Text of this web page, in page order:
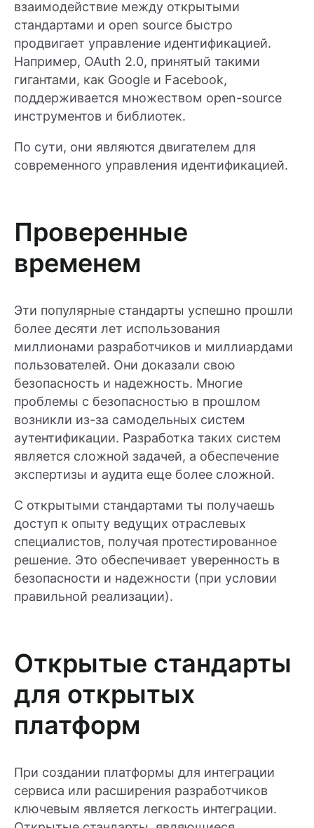
взаимодействие между открытыми
стандартами и open source быстро
продвигает управление идентификацией.
Например, OAuth 2.0, принятый такими
гигантами, как Google и Facebook,
поддерживается множеством open-source
инструментов и библиотек.
По сути, они являются двигателем для
современного управления идентификацией.
Проверенные
временем
Эти популярные стандарты успешно прошли
более десяти лет использования
миллионами разработчиков и миллиардами
пользователей. Они доказали свою
безопасность и надежность. Многие
проблемы с безопасностью в прошлом
возникли из-за самодельных систем
аутентификации. Разработка таких систем
является сложной задачей, а обеспечение
экспертизы и аудита еще более сложной.
С открытыми стандартами ты получаешь
доступ к опыту ведущих отраслевых
специалистов, получая протестированное
решение. Это обеспечивает уверенность в
безопасности и надежности (при условии
правильной реализации).
Открытые стандарты
для открытых
платформ
При создании платформы для интеграции
сервиса или расширения разработчиков
ключевым является легкость интеграции.